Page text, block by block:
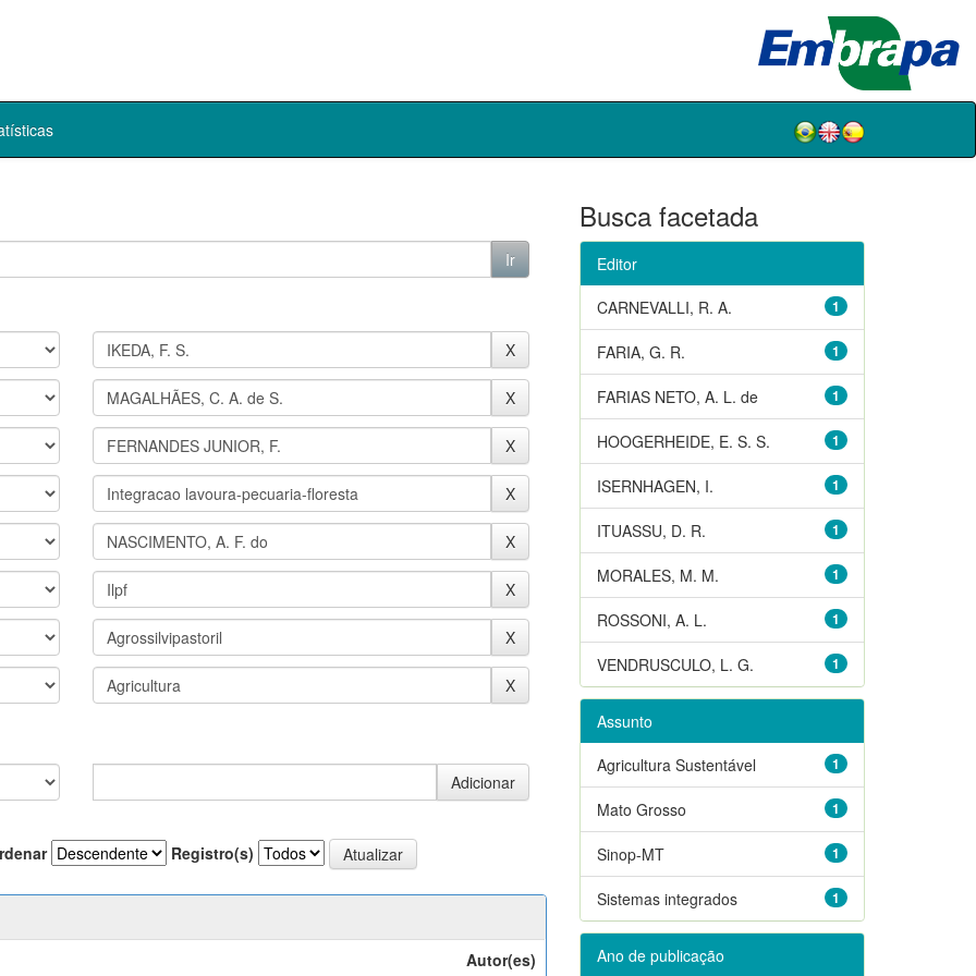
Registro(s)
Autor(es)
Busca facetada
Editor
1
CARNEVALLI, R. A.
1
FARIA, G. R.
1
FARIAS NETO, A. L. de
1
HOOGERHEIDE, E. S. S.
1
ISERNHAGEN, I.
1
ITUASSU, D. R.
1
MORALES, M. M.
1
ROSSONI, A. L.
1
VENDRUSCULO, L. G.
Assunto
1
Agricultura Sustentável
1
Mato Grosso
1
Sinop-MT
1
Sistemas integrados
Ano de publicação